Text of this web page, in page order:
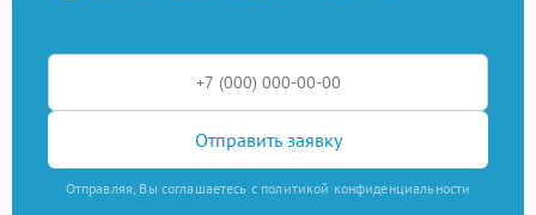
Отправить заявку
Отправляя, Вы соглашаетесь с политикой конфиденциальности